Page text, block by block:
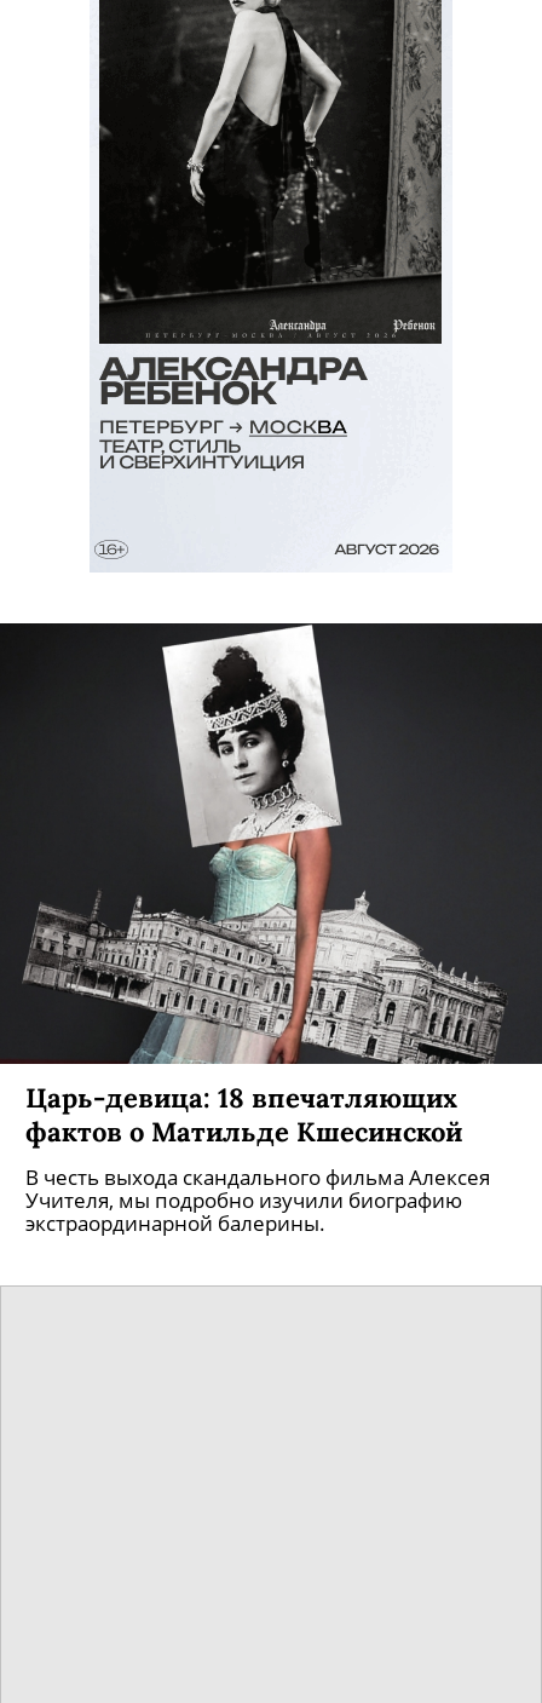
Царь-девица: 18 впечатляющих
фактов о Матильде Кшесинской
В честь выхода скандального фильма Алексея
Учителя, мы подробно изучили биографию
экстраординарной балерины.